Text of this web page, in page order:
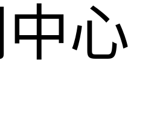
心